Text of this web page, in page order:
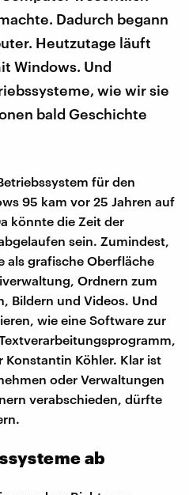
Dadurch begann
Heutzutage läuft
Windows. Und
wie wir sie
bald Geschichte
für den
95 kam vor 25 Jahren auf
könnte die Zeit der
sein. Zumindest,
als grafische Oberfläche
Ordnern zum
Bildern und Videos. Und
wie eine Software zur
Köhler. Klar ist
oder Verwaltungen
verabschieden, dürfte
ab